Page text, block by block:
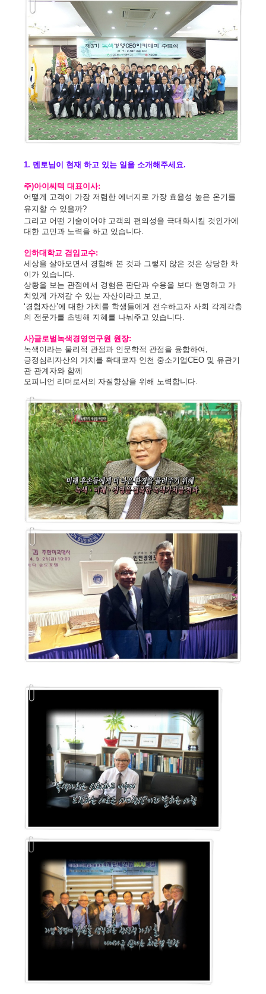
1. 멘토님이 현재 하고 있는 일을 소개해주세요.
주)아이씨텍 대표이사:
어떻게 고객이 가장 저렴한 에너지로 가장 효율성 높은 온기를
유지할 수 있을까?
그리고 어떤 기술이어야 고객의 편의성을 극대화시킬 것인가에
대한 고민과 노력을 하고 있습니다.
인하대학교 겸임교수:
세상을 살아오면서 경험해 본 것과 그렇지 않은 것은 상당한 차
이가 있습니다.
상황을 보는 관점에서 경험은 판단과 수용을 보다 현명하고 가
치있게 가져갈 수 있는 자산이라고 보고,
‘경험자산’에 대한 가치를 학생들에게 전수하고자 사회 각계각층
의 전문가를 초빙해 지혜를 나눠주고 있습니다.
사)글로벌녹색경영연구원 원장:
녹색이라는 물리적 관점과 인문학적 관점을 융합하여,
긍정심리자산의 가치를 확대코자 인천 중소기업CEO 및 유관기
관 관계자와 함께
오피니언 리더로서의 자질향상을 위해 노력합니다.